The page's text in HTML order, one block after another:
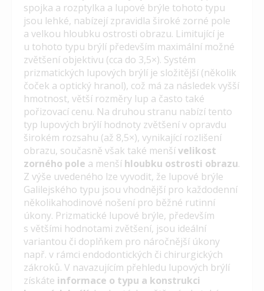
spojka a rozptylka a lupové brýle tohoto typu
jsou lehké, nabízejí zpravidla široké zorné pole
a velkou hloubku ostrosti obrazu. Limitující je
u tohoto typu brýlí především maximální možné
zvětšení objektivu (cca do 3,5×). Systém
prizmatických lupových brýlí je složitější (několik
čoček a optický hranol), což má za následek vyšší
hmotnost, větší rozměry lup a často také
pořizovací cenu. Na druhou stranu nabízí tento
typ lupových brýlí hodnoty zvětšení v opravdu
širokém rozsahu (až 8,5×), vynikající rozlišení
obrazu, současně však také menšívelikost
zorného pole a menší hloubku ostrosti obrazu.
Z výše uvedeného lze vyvodit, že lupové brýle
Galilejského typu jsou vhodnější pro každodenní
několikahodinové nošení pro běžné rutinní
úkony. Prizmatické lupové brýle, především
s většími hodnotami zvětšení, jsou ideální
variantou či doplňkem pro náročnější úkony
např. v rámci endodontických či chirurgických
zákroků. V navazujícím přehledu lupových brýlí
získáte informace o typu a konstrukci